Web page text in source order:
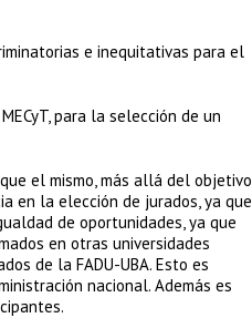
e inequitativas para el
para la selección de un
el mismo, más allá del objetivo
en la elección de jurados, ya que
de oportunidades, ya que
en otras universidades
de la FADU-UBA. Esto es
nacional. Además es